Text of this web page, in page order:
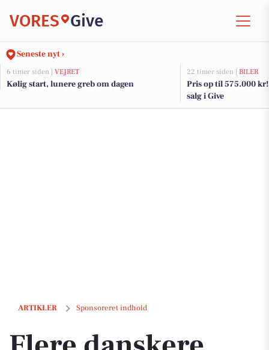
VORES Give
Seneste nyt ›
6 timer siden | VEJRET
Kølig start, lunere greb om dagen
22 timer siden | BILER
Pris op til 575.000
salg i Give
ARTIKLER Sponsoreret indhold
Flere danskere vælger camping i Norden – her er hvorfor